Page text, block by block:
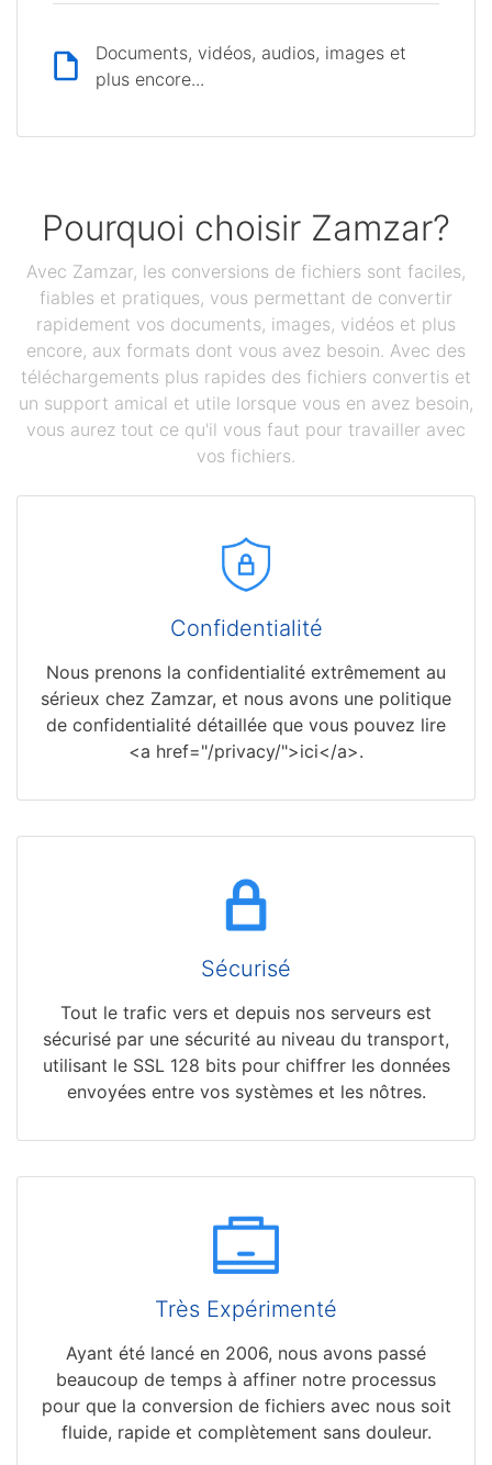
Documents, vidéos, audios, images et
plus encore...
Pourquoi choisir Zamzar?
Avec Zamzar, les conversions de fichiers sont faciles,
fiables et pratiques, vous permettant de convertir
rapidement vos documents, images, vidéos et plus
encore, aux formats dont vous avez besoin. Avec des
téléchargements plus rapides des fichiers convertis et
un support amical et utile lorsque vous en avez besoin,
vous aurez tout ce qu'il vous faut pour travailler avec
vos fichiers.
Confidentialité
Nous prenons la confidentialité extrêmement au
sérieux chez Zamzar, et nous avons une politique
de confidentialité détaillée que vous pouvez lire
<a href="/privacy/">ici</a>.
Sécurisé
Tout le trafic vers et depuis nos serveurs est
sécurisé par une sécurité au niveau du transport,
utilisant le SSL 128 bits pour chiffrer les données
envoyées entre vos systèmes et les nôtres.
Très Expérimenté
Ayant été lancé en 2006, nous avons passé
beaucoup de temps à affiner notre processus
pour que la conversion de fichiers avec nous soit
fluide, rapide et complètement sans douleur.